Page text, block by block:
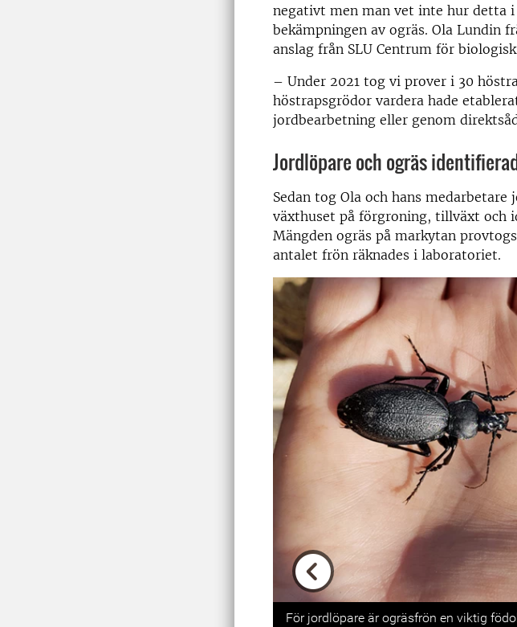
negativt men man vet inte hur detta
bekämpningen av ogräs. Ola Lundin
anslag från SLU Centrum för
– Under 2021 tog vi prover i 30
höstrapsgrödor vardera hade
jordbearbetning eller genom
Jordlöpare och ogräs
Sedan tog Ola och hans
växthuset på förgroning, tillväxt och
Mängden ogräs på markytan
antalet frön räknades i laboratoriet.
Previous
För jordlöpare är ogräsfrön en viktig